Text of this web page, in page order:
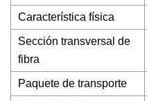
Característica física
Sección transversal de
fibra
Paquete de transporte